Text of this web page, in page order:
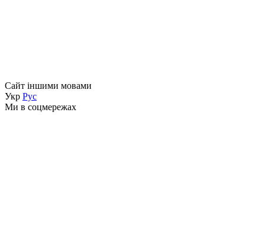
Сайт іншими мовами
Укр Рус
Ми в соцмережах